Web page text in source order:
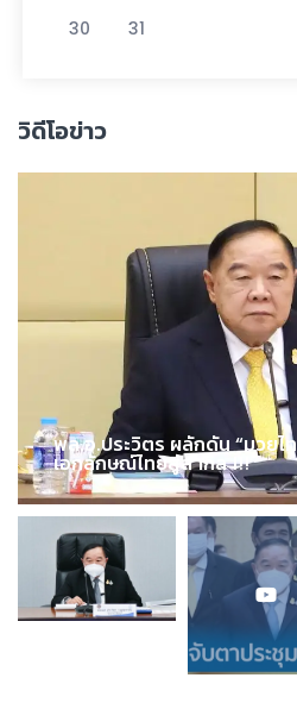
30 31
วิดีโอข่าว
พล.อ.ประวิตร ผลักดัน “มวยไ
เอกลักษณ์ไทยสู่สากล !!!